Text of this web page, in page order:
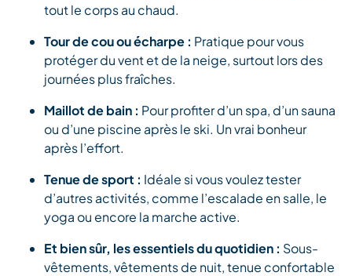
tout le corps au chaud.
Tour de cou ou écharpe : Pratique pour vous
protéger du vent et de la neige, surtout lors des
journées plus fraîches.
Maillot de bain : Pour profiter d’un spa, d’un sauna
ou d’une piscine après le ski. Un vrai bonheur
après l’effort.
Tenue de sport : Idéale si vous voulez tester
d’autres activités, comme l’escalade en salle, le
yoga ou encore la marche active.
Et bien sûr, les essentiels du quotidien : Sous-
vêtements, vêtements de nuit, tenue confortable